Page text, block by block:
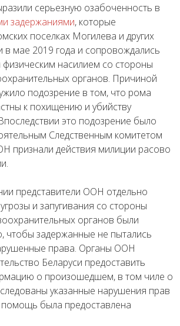
серьезную озабоченность в
задержаниями, которые
поселках Могилева и других
в мае 2019 года и сопровождались
насилием со стороны
органов. Причиной
подозрение в том, что рома
к похищению и убийству
это подозрение было
Следственным комитетом
признали действия милиции расово
представители ООН отдельно
и запугивания со стороны
органов были
чтобы задержанные не пытались
права. Органы ООН
Беларуси предоставить
о произошедшем, в том чиле о
указанные нарушения прав
помощь была предоставлена